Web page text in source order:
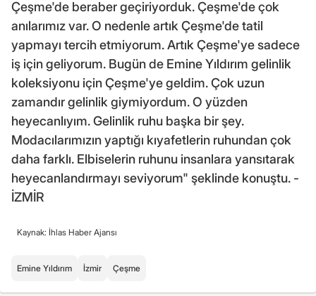
Çeşme'de beraber geçiriyorduk. Çeşme'de çok
anılarımız var. O nedenle artık Çeşme'de tatil
yapmayı tercih etmiyorum. Artık Çeşme'ye sadece
iş için geliyorum. Bugün de Emine Yıldırım gelinlik
koleksiyonu için Çeşme'ye geldim. Çok uzun
zamandır gelinlik giymiyordum. O yüzden
heyecanlıyım. Gelinlik ruhu başka bir şey.
Modacılarımızın yaptığı kıyafetlerin ruhundan çok
daha farklı. Elbiselerin ruhunu insanlara yansıtarak
heyecanlandırmayı seviyorum" şeklinde konuştu. -
İZMİR
Kaynak: İhlas Haber Ajansı
Emine Yıldırım İzmir Çeşme